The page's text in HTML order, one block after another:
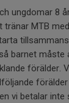
ungdomar 8
tränar MTB
barnet måste
förälder.
vi betalar